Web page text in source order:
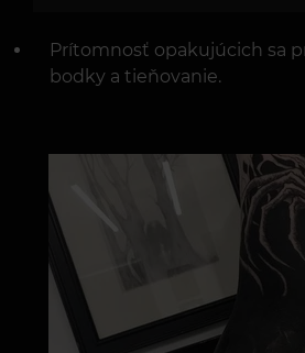
Prítomnosť opakujúcich sa
bodky a tieňovanie.